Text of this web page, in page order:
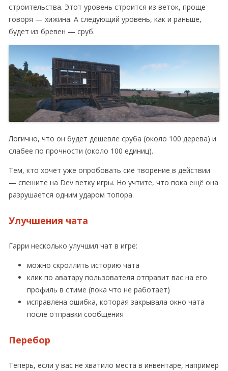
строительства. Этот уровень строится из веток, проще
говоря — хижина. А следующий уровень, как и раньше,
будет из бревен — сруб.
Логично, что он будет дешевле сруба (около 100 дерева) и
слабее по прочности (около 100 единиц).
Тем, кто хочет уже опробовать сие творение в действии
— спешите на Dev ветку игры. Но учтите, что пока ещё она
разрушается одним ударом топора.
Улучшения чата
Гарри несколько улучшил чат в игре:
можно скроллить историю чата
клик по аватару пользователя отправит вас на его
профиль в стиме (пока что не работает)
исправлена ошибка, которая закрывала окно чата
после отправки сообщения
Перебор
Теперь, если у вас не хватило места в инвентаре, например